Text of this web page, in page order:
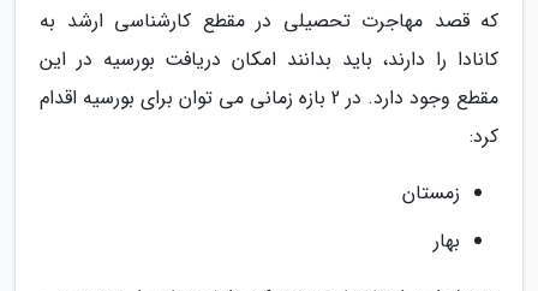
که قصد مهاجرت تحصیلی در مقطع کارشناسی ارشد به
کانادا را دارند، باید بدانند امکان دریافت بورسیه در این
مقطع وجود دارد. در 2 بازه زمانی می توان برای بورسیه اقدام
کرد:
زمستان
بهار